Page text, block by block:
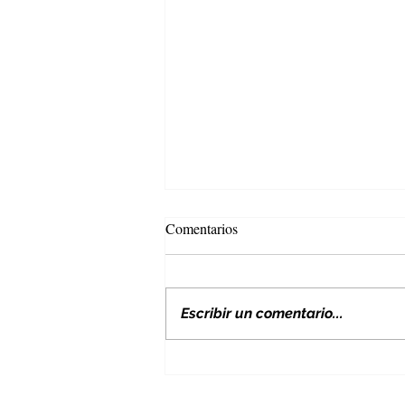
Comentarios
Escribir un comentario...